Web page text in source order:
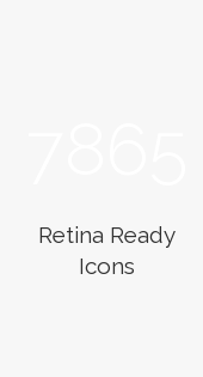
Retina Ready
Icons